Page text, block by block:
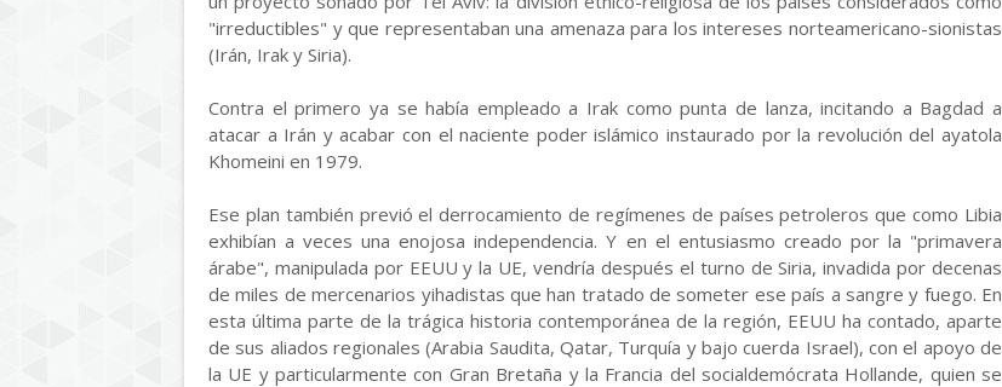
"irreductibles" y que representaban una amenaza para los intereses norteamericano-sionistas
(Irán, Irak y Siria).
Contra el primero ya se había empleado a Irak como punta de lanza, incitando a Bagdad a
atacar a Irán y acabar con el naciente poder islámico instaurado por la revolución del ayatola
Khomeini en 1979.
Ese plan también previó el derrocamiento de regímenes de países petroleros que como Libia
exhibían a veces una enojosa independencia. Y en el entusiasmo creado por la "primavera
árabe", manipulada por EEUU y la UE, vendría después el turno de Siria, invadida por decenas
de miles de mercenarios yihadistas que han tratado de someter ese país a sangre y fuego. En
esta última parte de la trágica historia contemporánea de la región, EEUU ha contado, aparte
de sus aliados regionales (Arabia Saudita, Qatar, Turquía y bajo cuerda Israel), con el apoyo de
la UE y particularmente con Gran Bretaña y la Francia del socialdemócrata Hollande, quien se